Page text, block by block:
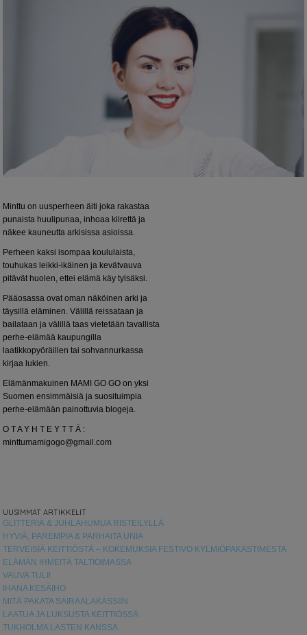
Minttu on uusperheen äiti joka rakastaa
punaista huulipunaa, inhoaa kiirettä ja
näkee kauneutta arkisissa asioissa.
Perheen kaksi isompaa koululaista,
touhukas leikki-ikäinen ja kevätvauva
pitävät huolen, ettei elämä käy tylsäksi.
Pääosassa ovat oman näköinen arki ja
täysillä eläminen. Välillä reissataan ja
bailataan ja välillä taas vietetään tavallista
perhe-elämää kaupungilla
laatikkopyöräillen tai sohvannurkassa
kirjaa lukien.
Elämänmakuinen MAMI GO GO on yksi
Suomen ensimmäisiä ja suosituimpia
perhe-elämään painottuvia blogeja.
O T A Y H T E Y T T Ä :
minttumamigogo@gmail.com
UUSIMMAT ARTIKKELIT
GLITTERIÄ & JUHLAHUMUA RISTEILYLLÄ
HYVIÄ, PAREMPIA & PARHAITA UNIA
TERVEISIÄ KEITTIÖSTÄ – KOKEMUKSIA FESTIVO KYLMIÖPAKASTIMESTA
ELÄMÄN IHMEITÄ TALTIOIMASSA
VAUVA TULI!
IHANA KESÄIHO
MITÄ PAKATA SAIRAALAKASSIIN
LAATUA JA LUKSUSTA KEITTIÖSSÄ
TUKHOLMA LASTEN KANSSA